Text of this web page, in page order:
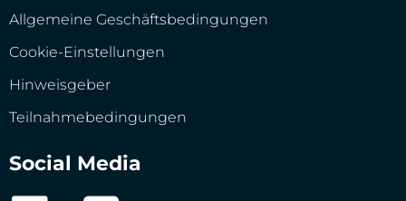
Allgemeine Geschäftsbedingungen
Cookie-Einstellungen
Hinweisgeber
Teilnahmebedingungen
Social Media